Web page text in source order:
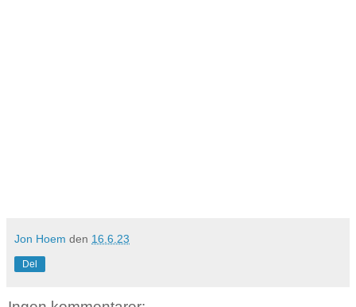
Jon Hoem den 16.6.23
Del